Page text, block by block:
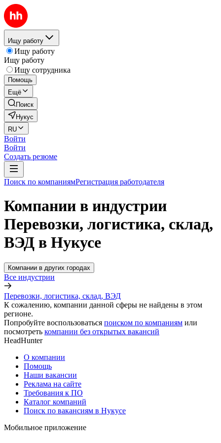
Ищу работу
Ищу работу
Ищу работу
Ищу сотрудника
Помощь
Ещё
Поиск
Нукус
RU
Войти
Войти
Создать резюме
Поиск по компаниямРегистрация работодателя
Компании в индустрии
Перевозки, логистика, склад,
ВЭД в Нукусе
Компании в других городах
Все индустрии
Перевозки, логистика, склад, ВЭД
К сожалению, компании данной сферы не найдены в этом
регионе.
Попробуйте воспользоваться поиском по компаниям или
посмотреть компании без открытых вакансий
HeadHunter
О компании
Помощь
Наши вакансии
Реклама на сайте
Требования к ПО
Каталог компаний
Поиск по вакансиям в Нукусе
Мобильное приложение